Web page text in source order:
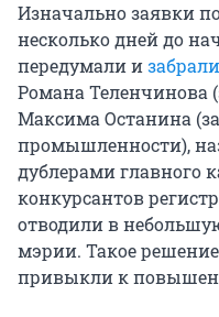
Изначально заявки
несколько дней до
передумали и
Романа Теленчинова
Максима Останина
промышленности),
дублерами главного
конкурсантов
отводили в
мэрии. Такое
привыкли к